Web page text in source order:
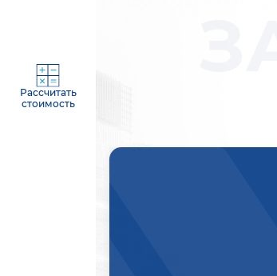
Рассчитать
стоимость